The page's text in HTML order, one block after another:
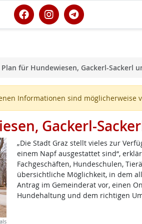
Plan für Hundewiesen, Gackerl-Sackerl
Informationen sind möglicherweise
Gackerl-
„Die Stadt Graz stellt vieles zur
einem Napf ausgestattet sind“,
Fachgeschäften, Hundeschulen,
übersichtliche Möglichkeit, in dem
Antrag im Gemeinderat vor, einen
Hundehaltung und dem richtigen